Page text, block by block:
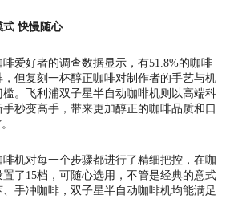
式 快慢随心
爱好者的调查数据显示，有51.8%的咖啡
但复刻一杯醇正咖啡对制作者的手艺与机
。飞利浦双子星半自动咖啡机则以高端科
秒变高手，带来更加醇正的咖啡品质和口
啡机对每一个步骤都进行了精细把控，在咖
了15档，可随心选用，不管是经典的意式
手冲咖啡，双子星半自动咖啡机均能满足